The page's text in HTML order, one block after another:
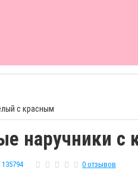
с красным
наручники с
135794 0 отзывов